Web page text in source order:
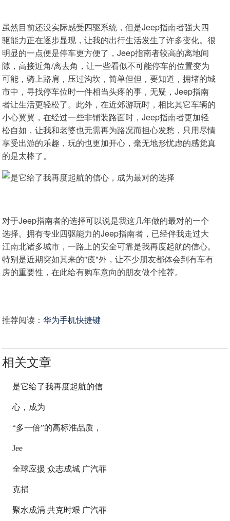
虽然目前还没实际感受四驱系统，但是Jeep指南者强大四
驱能力正在逐步显现，让我的出行生活发生了许多变化。很
明显的一点便是停车更方便了，Jeep指南者较高的离地间
隙，高接近角/离去角，让一些看似不可能停车的位置变为
可能，骑上路肩，压过沟坎，简单但但，要知道，拥堵的城
市中，寻找停车位时一件相当头疼的事，无疑，Jeep指南
者让生活更轻松了。此外，在近郊游玩时，相比其它车辆的
小心翼翼，在经过一些非铺装路面时，Jeep指南者更加轻
松自如，让我和老婆也无需再为路况而担心发愁，只用尽情
享受出游的乐趣，玩的也更加开心，毫无地形忧虑的感觉真
的是太棒了。
对于Jeep指南者的选择可以说是我这几年做的最对的一个
选择。拥有专业四驱能力的Jeep指南者，已经伴我走过大
江南北诸多城市，一路上的安全可靠是我再度起航的信心。
特别是近期突如其来的"疫"外，让不少朋友都体会到有车有
房的重要性，在此给有购车意向的朋友做个推荐。
推荐阅读：华为手机快捷键
相关文章
是它给了我再度起航的信
心，成为
“多一倍”的高标准品质，
Jee
全球应援 众志成城 广汽菲
克捐
聚水成涓 共克时艰 广汽菲